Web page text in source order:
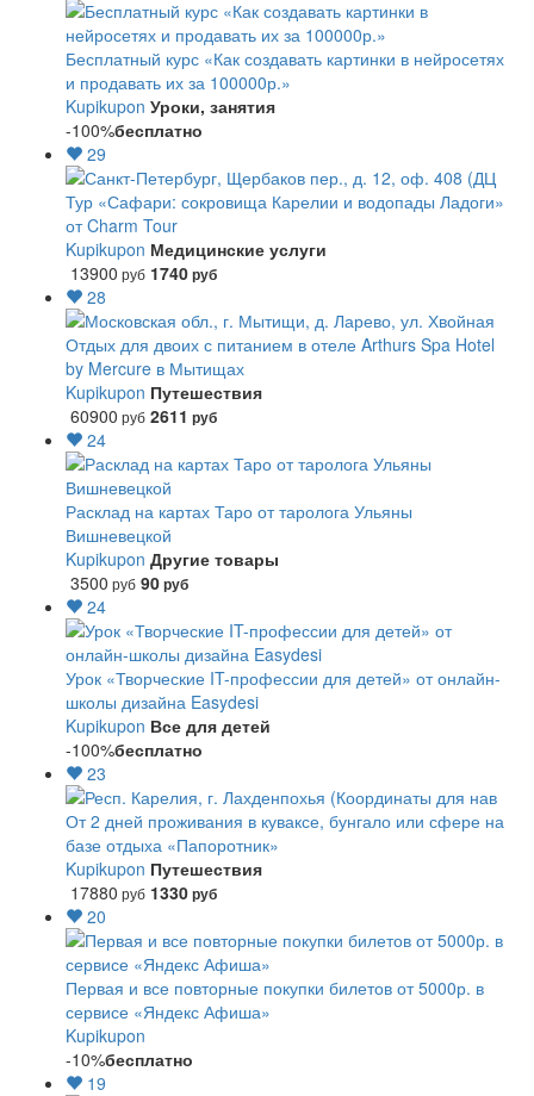
Бесплатный курс «Как создавать картинки в нейросетях
и продавать их за 100000р.»
Kupikupon Уроки, занятия
-100%бесплатно
29
Тур «Сафари: сокровища Карелии и водопады Ладоги»
от Charm Tour
Kupikupon Медицинские услуги
13900 руб 1740руб
28
Отдых для двоих с питанием в отеле Arthurs Spa Hotel
by Mercure в Мытищах
Kupikupon Путешествия
60900 руб 2611 руб
24
Расклад на картах Таро от таролога Ульяны
Вишневецкой
Kupikupon Другие товары
3500 руб 90руб
24
Урок «Творческие IT-профессии для детей» от онлайн-
школы дизайна Easydesi
Kupikupon Все для детей
-100%бесплатно
23
От 2 дней проживания в куваксе, бунгало или сфере на
базе отдыха «Папоротник»
Kupikupon Путешествия
17880 руб 1330руб
20
Первая и все повторные покупки билетов от 5000р. в
сервисе «Яндекс Афиша»
Kupikupon
-10%бесплатно
19